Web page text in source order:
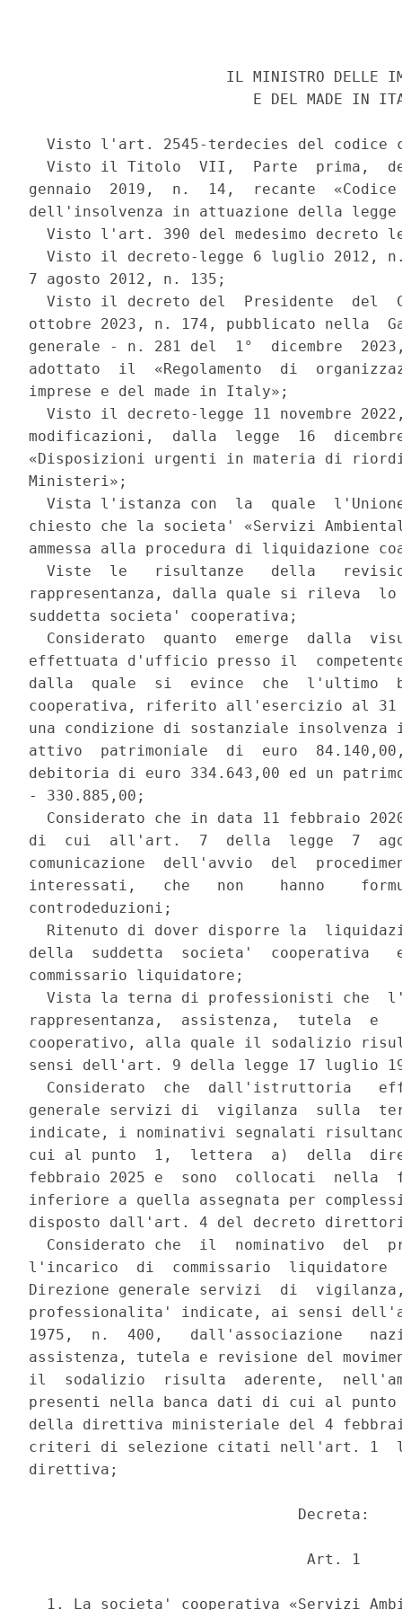
IL MINISTRO DELLE
E DEL MADE IN
Visto l'art. 2545-terdecies del codice
Visto il Titolo  VII,  Parte  prima,
gennaio  2019,  n.  14,  recante
dell'insolvenza in attuazione della
Visto l'art. 390 del medesimo decreto
Visto il decreto-legge 6 luglio 2012,
7 agosto 2012, n. 135;
Visto il decreto del  Presidente  del
ottobre 2023, n. 174, pubblicato nella
generale - n. 281 del  1°  dicembre
adottato  il  «Regolamento  di
imprese e del made in Italy»;
Visto il decreto-legge 11 novembre
modificazioni,  dalla  legge  16
«Disposizioni urgenti in materia di
Ministeri»;
Vista l'istanza con  la  quale
chiesto che la societa' «Servizi
ammessa alla procedura di liquidazione
Viste  le   risultanze   della
rappresentanza, dalla quale si rileva
suddetta societa' cooperativa;
Considerato  quanto  emerge  dalla
effettuata d'ufficio presso il
dalla  quale  si  evince  che  l'ultimo
cooperativa, riferito all'esercizio al 31
una condizione di sostanziale
attivo  patrimoniale  di  euro
debitoria di euro 334.643,00 ed un
- 330.885,00;
Considerato che in data 11 febbraio
di  cui  all'art.  7  della  legge  7
comunicazione  dell'avvio  del
interessati,   che   non    hanno
controdeduzioni;
Ritenuto di dover disporre la
della  suddetta  societa'  cooperativa
commissario liquidatore;
Vista la terna di professionisti che
rappresentanza,  assistenza,  tutela  e
cooperativo, alla quale il sodalizio
sensi dell'art. 9 della legge 17 luglio
Considerato  che  dall'istruttoria
generale servizi di  vigilanza  sulla
indicate, i nominativi segnalati
cui al punto  1,  lettera  a)  della
febbraio 2025 e  sono  collocati  nella
inferiore a quella assegnata per
disposto dall'art. 4 del decreto
Considerato che  il  nominativo  del
l'incarico  di  commissario
Direzione generale servizi  di
professionalita' indicate, ai sensi
1975,  n.  400,   dall'associazione
assistenza, tutela e revisione del
il  sodalizio  risulta  aderente,
presenti nella banca dati di cui al
della direttiva ministeriale del 4
criteri di selezione citati nell'art. 1
direttiva;
                              Decreta:
                               Art. 1
1. La societa' cooperativa «Servizi